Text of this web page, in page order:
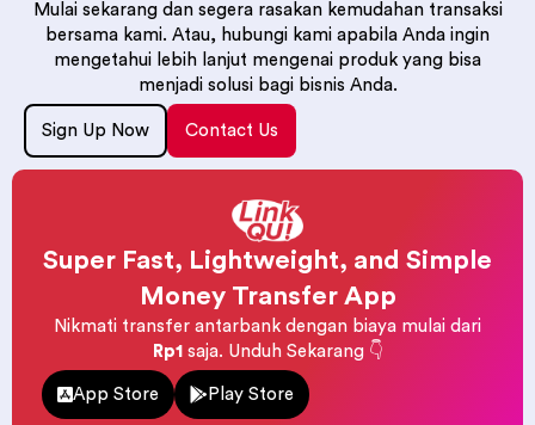
Mulai sekarang dan segera rasakan kemudahan transaksi
bersama kami. Atau, hubungi kami apabila Anda ingin
mengetahui lebih lanjut mengenai produk yang bisa
menjadi solusi bagi bisnis Anda.
Sign Up Now Contact Us
Super Fast, Lightweight, and Simple
Money Transfer App
Nikmati transfer antarbank dengan biaya mulai dari
Rp1 saja. Unduh Sekarang 👇
App Store Play Store